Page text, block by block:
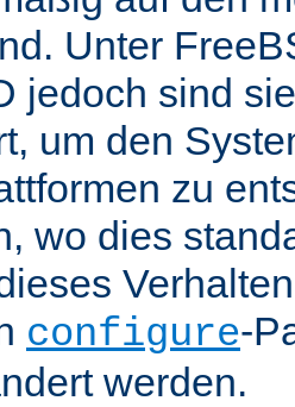
Unter
jedoch sind
um den
zu
wo dies
configure-
werden.